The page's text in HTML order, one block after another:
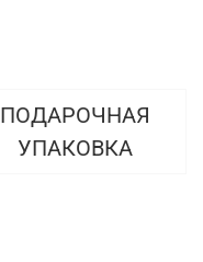
ПОДАРОЧНАЯ
УПАКОВКА